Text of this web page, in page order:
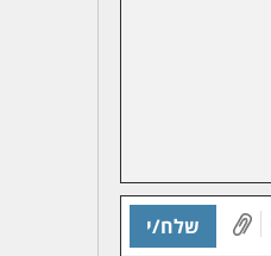
שלח/י